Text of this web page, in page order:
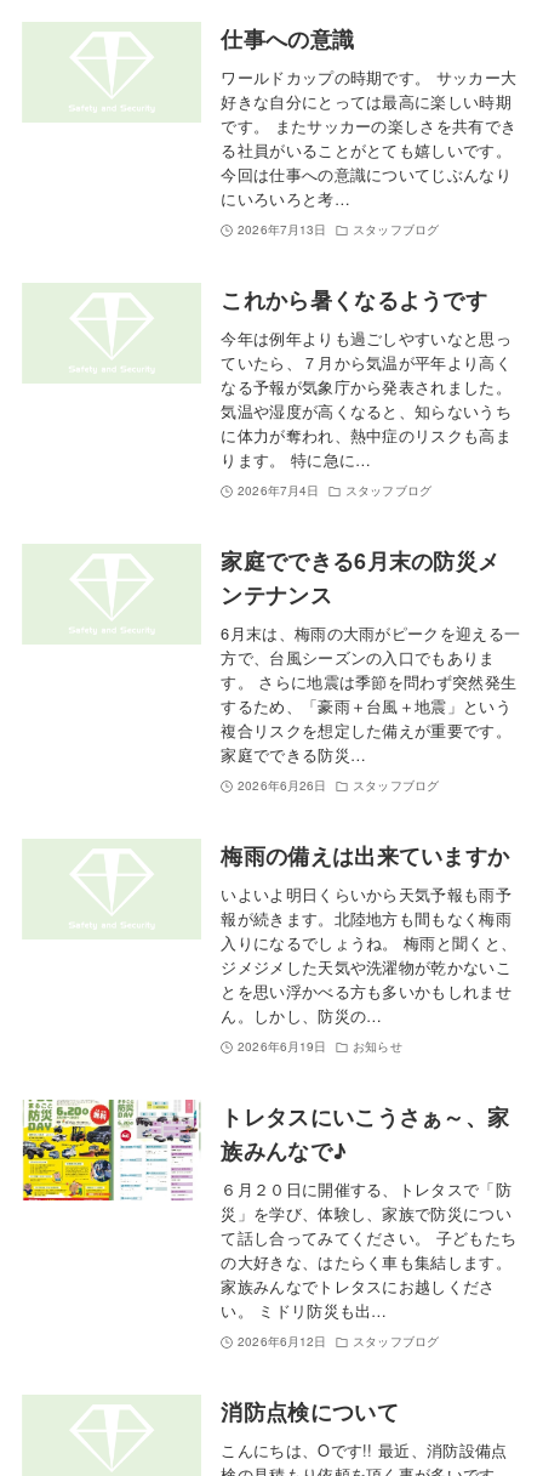
仕事への意識
ワールドカップの時期です。 サッカー大
好きな自分にとっては最高に楽しい時期
です。 またサッカーの楽しさを共有でき
る社員がいることがとても嬉しいです。
今回は仕事への意識についてじぶんなり
にいろいろと考…
2026年7月13日 スタッフブログ
これから暑くなるようです
今年は例年よりも過ごしやすいなと思っ
ていたら、７月から気温が平年より高く
なる予報が気象庁から発表されました。
気温や湿度が高くなると、知らないうち
に体力が奪われ、熱中症のリスクも高ま
ります。 特に急に…
2026年7月4日 スタッフブログ
家庭でできる6月末の防災メ
ンテナンス
6月末は、梅雨の大雨がピークを迎える一
方で、台風シーズンの入口でもありま
す。 さらに地震は季節を問わず突然発生
するため、「豪雨＋台風＋地震」という
複合リスクを想定した備えが重要です。
家庭でできる防災…
2026年6月26日 スタッフブログ
梅雨の備えは出来ていますか
いよいよ明日くらいから天気予報も雨予
報が続きます。北陸地方も間もなく梅雨
入りになるでしょうね。 梅雨と聞くと、
ジメジメした天気や洗濯物が乾かないこ
とを思い浮かべる方も多いかもしれませ
ん。しかし、防災の…
2026年6月19日 お知らせ
トレタスにいこうさぁ～、家
族みんなで♪
６月２０日に開催する、トレタスで「防
災」を学び、体験し、家族で防災につい
て話し合ってみてください。 子どもたち
の大好きな、はたらく車も集結します。
家族みんなでトレタスにお越しくださ
い。 ミドリ防災も出…
2026年6月12日 スタッフブログ
消防点検について
こんにちは、Oです!! 最近、消防設備点